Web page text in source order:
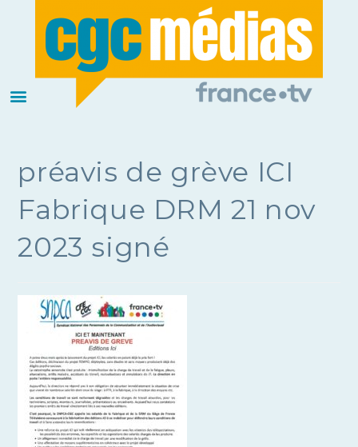
préavis de grève ICI
Fabrique DRM 21 nov
2023 signé